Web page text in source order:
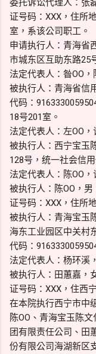
证号码：XXX，住所
室，系该公司职工。
申请执行人：青海省
市城东区互助东路
法定代表人：昝OO
被执行人：青海省信
代码：
18号201室。
法定代表人：左OO
被执行人：西宁宝玉
128号，统一社会信
法定代表人：陈OO
被执行人：陈OO，
证号码：XXX，住所
被执行人：青海宝玉
海东工业园区中关村
代码：
法定代表人：杨环溪
被执行人：田蕙嘉，
证号码：XXX，住西
在本院执行西宁市中
陈OO、青海宝玉陈
团有限责任公司、田
份有限公司海湖新区